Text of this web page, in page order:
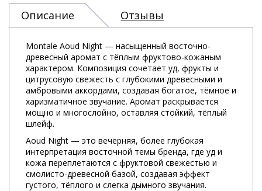
Описание Отзывы
Montale Aoud Night — насыщенный восточно-
древесный аромат с тёплым фруктово-кожаным
характером. Композиция сочетает уд, фрукты и
цитрусовую свежесть с глубокими древесными и
амбровыми аккордами, создавая богатое, тёмное и
харизматичное звучание. Аромат раскрывается
мощно и многослойно, оставляя стойкий, тёплый
шлейф.
Aoud Night — это вечерняя, более глубокая
интерпретация восточной темы бренда, где уд и
кожа переплетаются с фруктовой свежестью и
смолисто-древесной базой, создавая эффект
густого, тёплого и слегка дымного звучания.